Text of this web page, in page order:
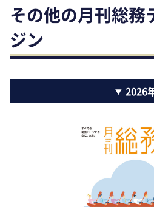
その他の月刊総務
ジン
2026